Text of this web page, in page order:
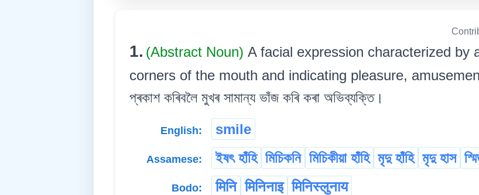
1. (Abstract Noun) A facial expression characterized by
corners of the mouth and indicating pleasure,
প্ৰকাশ কৰিবলৈ মুখৰ সামান্য ভাঁজ কৰি কৰা অভিব্যক্তি।
English: smile
Assamese: ইষৎ হাঁহি মিচিকনি মিচিকীয়া হাঁহি মৃদু হাঁহি মৃদু হাস
Bodo: मिनि मिनिनाइ मिनिस्लुनाय